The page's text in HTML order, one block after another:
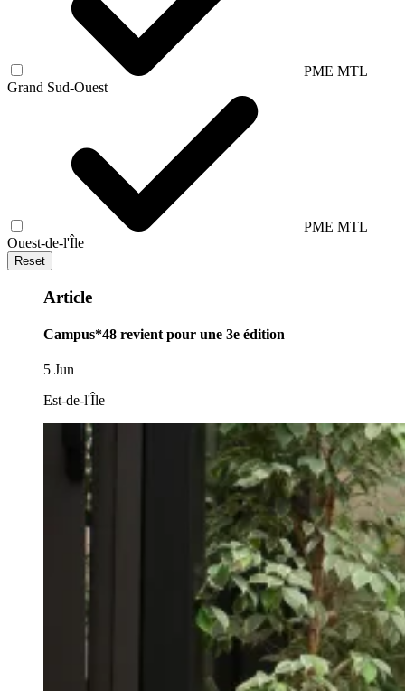
PME MTL
Grand Sud-Ouest
PME MTL
Ouest-de-l'Île
Reset
Article
Campus*48 revient pour une 3e édition
5 Jun
Est-de-l'Île